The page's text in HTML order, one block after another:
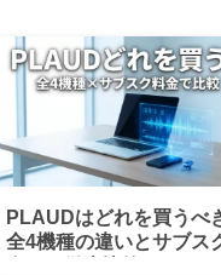
PLAUDはどれを買うべ
全4機種の違いとサブス